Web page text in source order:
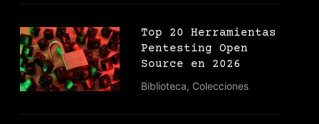
Top 20 Herramientas
Pentesting Open
Source en 2026
Biblioteca, Colecciones